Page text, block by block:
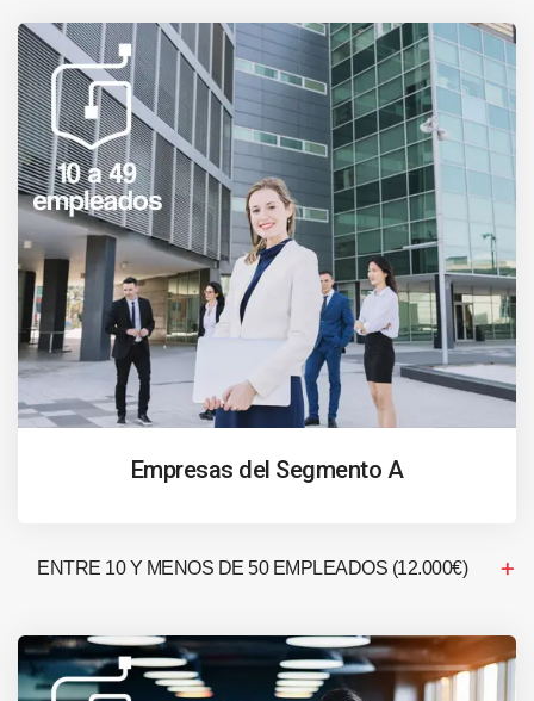
Empresas del Segmento A
ENTRE 10 Y MENOS DE 50 EMPLEADOS (12.000€)